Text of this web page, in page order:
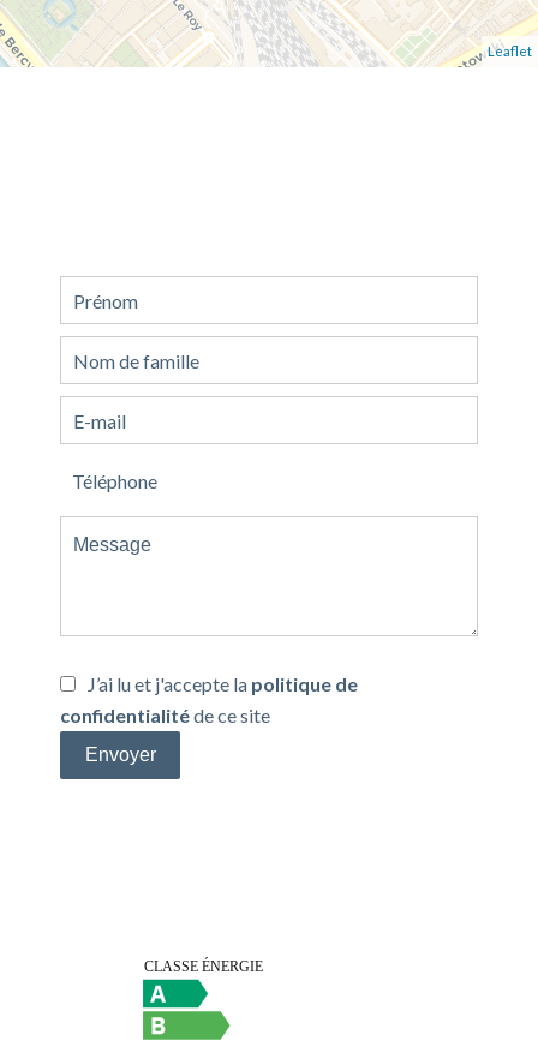
Leaflet
J’ai lu et j'accepte la politique de
confidentialitéde ce site
Envoyer